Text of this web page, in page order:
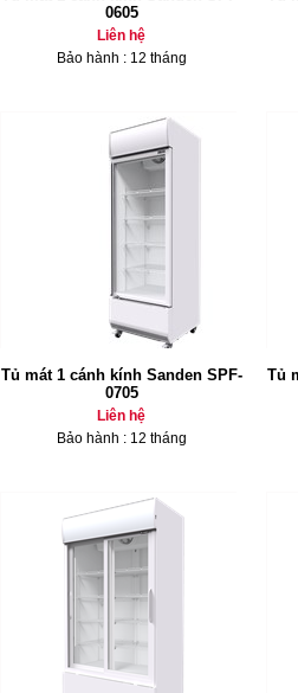
0605
Liên hệ
Bảo hành : 12 tháng
Tủ mát 1 cánh kính Sanden SPF-
0705
Liên hệ
Bảo hành : 12 tháng
Tủ